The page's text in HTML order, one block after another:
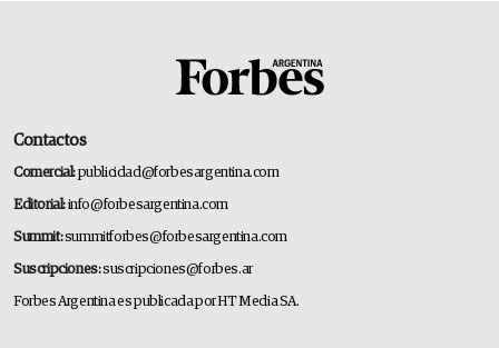
Contactos
Comercial:publicidad@forbesargentina.com
Editorial:info@forbesargentina.com
Summit:summitforbes@forbesargentina.com
Suscripciones:suscripciones@forbes.ar
Forbes Argentina es publicada por HT Media SA.